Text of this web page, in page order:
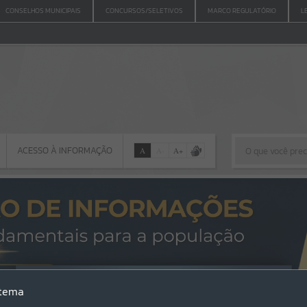
CONSELHOS MUNICIPAIS CONCURSOS/SELETIVOS MARCO REGULATÓRIO
Por favor, aguarde...
ACESSO À INFORMAÇÃO A A+
Erro